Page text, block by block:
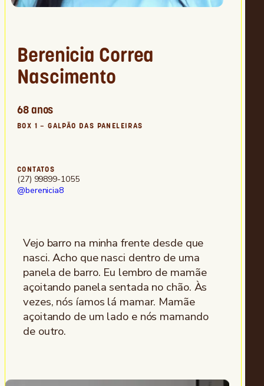
Berenicia Correa
Nascimento
68 anos
BOX 1 – GALPÃO DAS PANELEIRAS
CONTATOS
(27) 99899-1055
@berenicia8
Vejo barro na minha frente desde que
nasci. Acho que nasci dentro de uma
panela de barro. Eu lembro de mamãe
açoitando panela sentada no chão. Às
vezes, nós íamos lá mamar. Mamãe
açoitando de um lado e nós mamando
de outro.